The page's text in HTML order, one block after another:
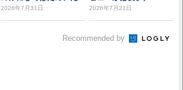
め
2026年7月31日
「偽・誤情報を見破...
2026年7月21日
Recommended by